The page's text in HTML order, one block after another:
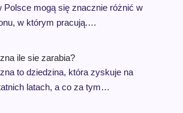
Polsce mogą się znacznie różnić w
w którym pracują.…
ile sie zarabia?
to dziedzina, która zyskuje na
latach, a co za tym…